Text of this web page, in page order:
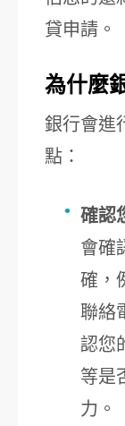
貸申請。
為什麼
銀行會進
點：
確認
會確
確，
聯絡
認您
等是
力。